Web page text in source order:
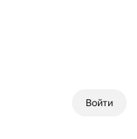
Войти